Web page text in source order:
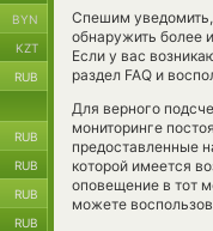
Спешим
обнаружить более
Если у вас
раздел FAQ и
Для верного
мониторинге
предоставленные
которой имеется
оповещение в тот
можете
BYN
KZT
RUB
RUB
RUB
RUB
RUB